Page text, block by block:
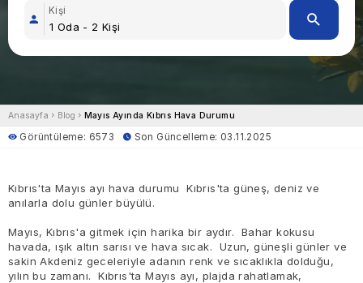
Kişi
Anasayfa Blog Mayıs Ayında Kıbrıs Hava Durumu
Görüntüleme: 6573 Son Güncelleme: 03.11.2025
Kıbrıs'ta Mayıs ayı hava durumu Kıbrıs'ta güneş, deniz ve
anılarla dolu günler büyülü.
Mayıs, Kıbrıs'a gitmek için harika bir aydır. Bahar kokusu
havada, ışık altın sarısı ve hava sıcak. Uzun, güneşli günler ve
sakin Akdeniz geceleriyle adanın renk ve sıcaklıkla dolduğu,
yılın bu zamanı. Kıbrıs'ta Mayıs ayı, plajda rahatlamak,